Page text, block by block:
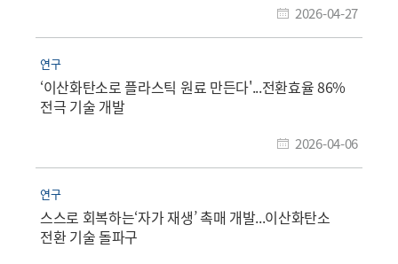
2026-04-27
연구
‘이산화탄소로 플라스틱 원료 만든다'...전환효율 86%
전극 기술 개발
2026-04-06
연구
스스로 회복하는‘자가 재생’ 촉매 개발...이산화탄소
전환 기술 돌파구